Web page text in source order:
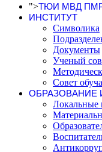
">ТЮИ МВД
ИНСТИТУТ
Символика
Документы
Ученый
Совет
ОБРАЗОВАНИЕ
Локальные